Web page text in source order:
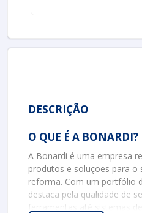
DESCRIÇÃO
O QUE É A BONARDI?
A Bonardi é uma empresa
produtos e soluções para o
reforma. Com um portfólio
destaca pela qualidade de
ferramentas até sistemas